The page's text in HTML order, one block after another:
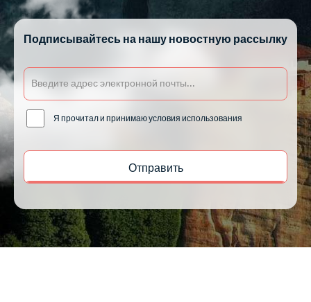
Подписывайтесь на нашу новостную рассылку
Я прочитал и принимаю условия использования